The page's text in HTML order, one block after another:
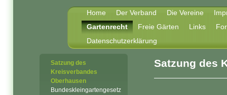
Home Der Verband Die Vereine
Gartenrecht
Freie Gärten Links
Datenschutzerklärung
Satzung des
Satzung des
Kreisverbandes
Oberhausen
Bundeskleingartengesetz